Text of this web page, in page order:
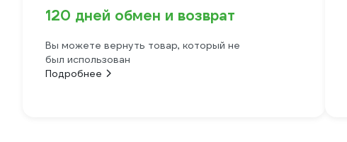
120 дней обмен и возврат
Вы можете вернуть товар, который не
был использован
Подробнее